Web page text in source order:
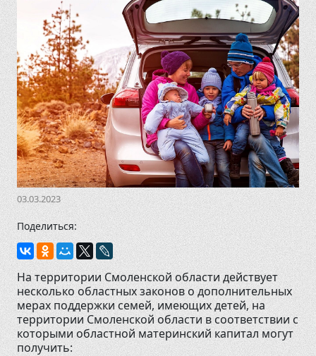
Отчеты
Новости
Контакты
8 (48131) 4-17-73
03.03.2023
Поделиться:
На территории Смоленской области действует
несколько областных законов о дополнительных
мерах поддержки семей, имеющих детей, на
территории Смоленской области в соответствии с
которыми областной материнский капитал могут
получить: